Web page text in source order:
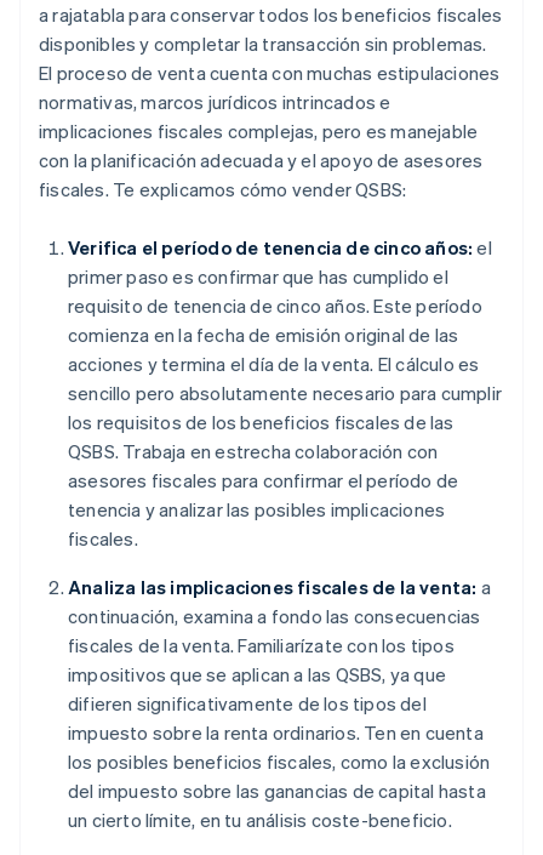
a rajatabla para conservar todos los beneficios fiscales
disponibles y completar la transacción sin problemas.
El proceso de venta cuenta con muchas estipulaciones
normativas, marcos jurídicos intrincados e
implicaciones fiscales complejas, pero es manejable
con la planificación adecuada y el apoyo de asesores
fiscales. Te explicamos cómo vender QSBS:
Verifica el período de tenencia de cinco años: el
primer paso es confirmar que has cumplido el
requisito de tenencia de cinco años. Este período
comienza en la fecha de emisión original de las
acciones y termina el día de la venta. El cálculo es
sencillo pero absolutamente necesario para cumplir
los requisitos de los beneficios fiscales de las
QSBS. Trabaja en estrecha colaboración con
asesores fiscales para confirmar el período de
tenencia y analizar las posibles implicaciones
fiscales.
Analiza las implicaciones fiscales de la venta: a
continuación, examina a fondo las consecuencias
fiscales de la venta. Familiarízate con los tipos
impositivos que se aplican a las QSBS, ya que
difieren significativamente de los tipos del
impuesto sobre la renta ordinarios. Ten en cuenta
los posibles beneficios fiscales, como la exclusión
del impuesto sobre las ganancias de capital hasta
un cierto límite, en tu análisis coste-beneficio.